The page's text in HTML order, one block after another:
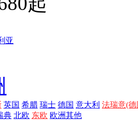
亚
英国 希腊 瑞士 德国 意大利 法瑞意(德
典 北欧 东欧 欧洲其他